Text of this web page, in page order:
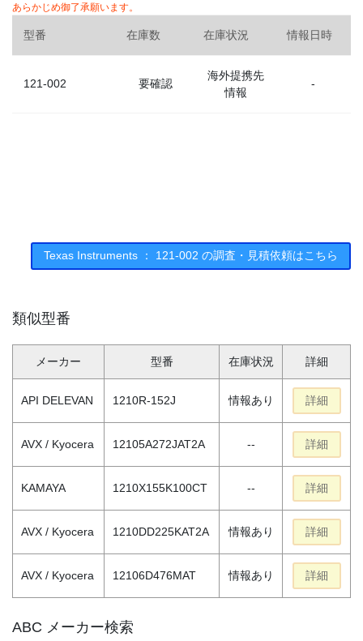
あらかじめ御了承願います。
型番 在庫数 在庫状況 情報日時
121-002 要確認
海外提携先
情報
-
Texas Instruments ： 121-002 の調査・見積依頼はこちら
類似型番
メーカー 型番 在庫状況 詳細
API DELEVAN 1210R-152J 情報あり 詳細
AVX / Kyocera 12105A272JAT2A -- 詳細
KAMAYA 1210X155K100CT -- 詳細
AVX / Kyocera 1210DD225KAT2A 情報あり 詳細
AVX / Kyocera 12106D476MAT 情報あり 詳細
ABC メーカー検索